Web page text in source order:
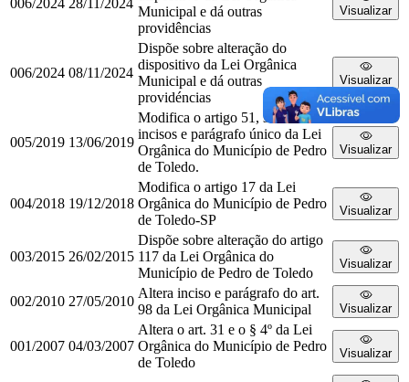
006/2024 28/11/2024
Municipal e dá outras
providências
Visualizar
006/2024 08/11/2024
Dispõe sobre alteração do
dispositivo da Lei Orgânica
Municipal e dá outras
providéncias
Visualizar
005/2019 13/06/2019
Modifica o artigo 51, seus
incisos e parágrafo único da Lei
Orgânica do Município de Pedro
de Toledo.
Visualizar
004/2018 19/12/2018
Modifica o artigo 17 da Lei
Orgânica do Município de Pedro
de Toledo-SP
Visualizar
003/2015 26/02/2015
Dispõe sobre alteração do artigo
117 da Lei Orgânica do
Município de Pedro de Toledo
Visualizar
002/2010 27/05/2010
Altera inciso e parágrafo do art.
98 da Lei Orgânica Municipal
Visualizar
001/2007 04/03/2007
Altera o art. 31 e o § 4º da Lei
Orgânica do Município de Pedro
de Toledo
Visualizar